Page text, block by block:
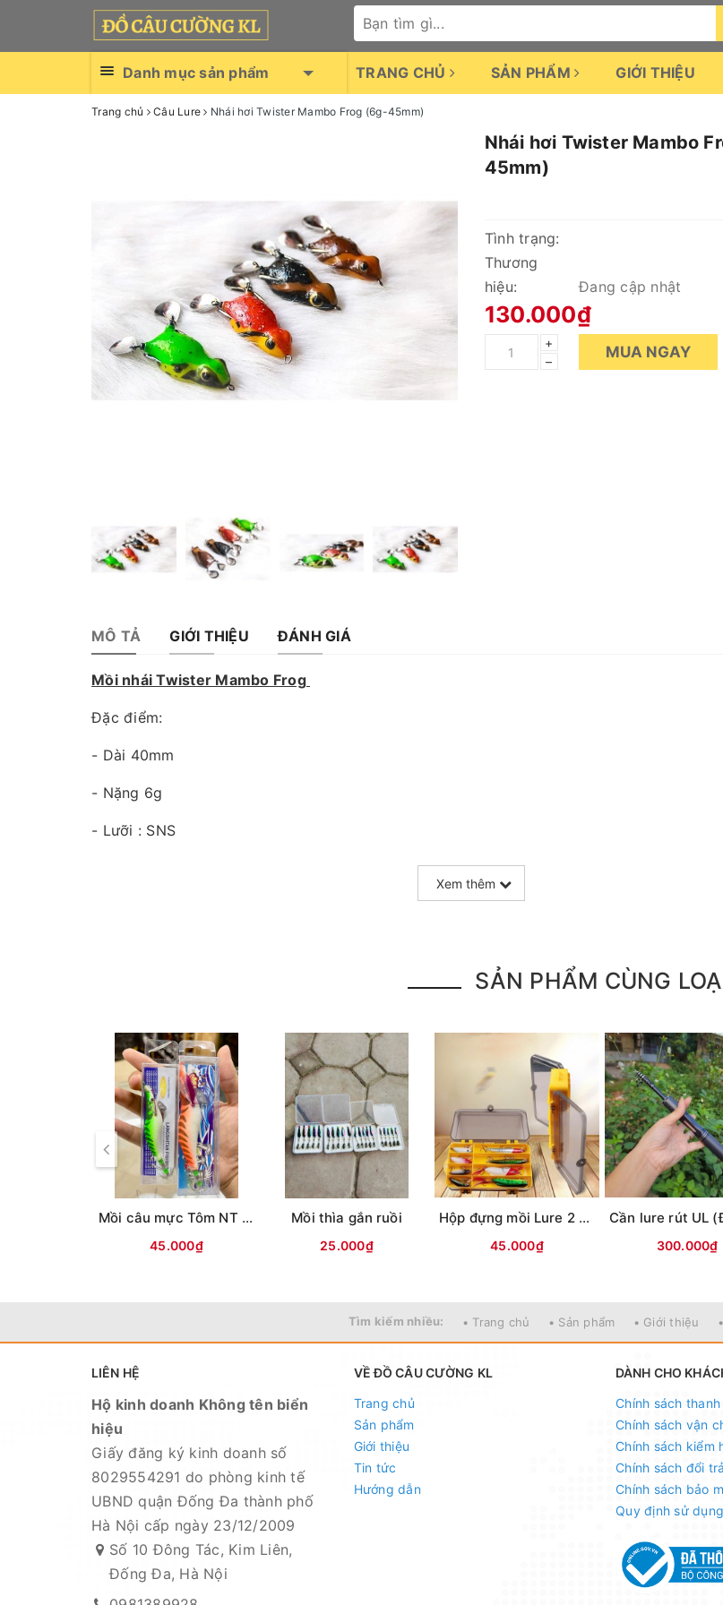
Danh mục sản phẩm TRANG CHỦ SẢN PHẨM GIỚI THIỆU
Trang chủ Câu Lure Nhái hơi Twister Mambo Frog (6g-45mm)
Nhái hơi Twister Mambo
45mm)
Tình trạng:
Thương
hiệu:
Đang cập nhật
130.000₫
+
–
MUA NGAY
MÔ TẢ GIỚI THIỆU ĐÁNH GIÁ
Mồi nhái Twister Mambo Frog
Đặc điểm:
- Dài 40mm
- Nặng 6g
- Lưỡi : SNS
Xem thêm
SẢN PHẨM CÙNG
Mồi câu mực Tôm NT ( Lưng vằn )
45.000₫
Mồi thìa gắn ruồi
25.000₫
Hộp đựng mồi Lure 2 mặt KM01 (18x10x5cm)
45.000₫ 300.000₫
Tìm kiếm nhiều: • Trang chủ • Sản phẩm • Giới thiệu
LIÊN HỆ
Hộ kinh doanh Không tên biển
hiệu
Giấy đăng ký kinh doanh số
8029554291 do phòng kinh tế
UBND quận Đống Đa thành phố
Hà Nội cấp ngày 23/12/2009
Số 10 Đông Tác, Kim Liên,
Đống Đa, Hà Nội
VỀ ĐỒ CÂU CƯỜNG KL
Trang chủ
Sản phẩm
Giới thiệu
Tin tức
Hướng dẫn
DÀNH CHO
Chính sách
Chính sách vận
Chính sách kiểm
Chính sách đổi trả
Chính sách bảo
Quy định sử dụng